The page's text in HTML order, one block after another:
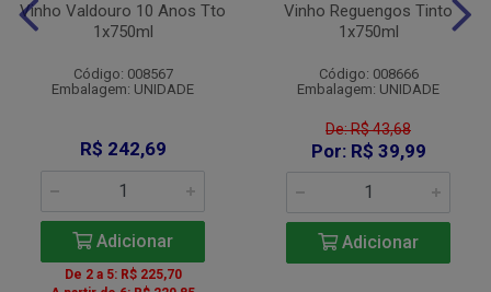
Vinho Valdouro 10 Anos Tto
1x750ml
Código: 008567
Embalagem: UNIDADE
R$ 242,69
Adicionar
De 2 a 5: R$ 225,70
Vinho Reguengos Tinto
1x750ml
Código: 008666
Embalagem: UNIDADE
De: R$ 43,68
Por: R$ 39,99
Adicionar